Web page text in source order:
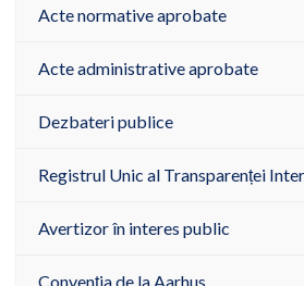
Acte normative aprobate
Acte administrative aprobate
Dezbateri publice
Registrul Unic al Transparenței
Avertizor în interes public
Convenția de la Aarhus